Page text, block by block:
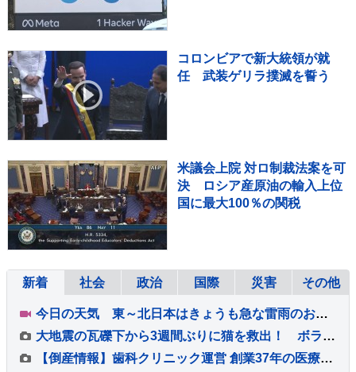
コロンビアで新大統領が就
任 武装ゲリラ撲滅を誓う
米議会上院 対ロ制裁法案を可
決 ロシア産原油の輸入上位
国に最大100％の関税
新着 社会 政治 国際 災害 その他
今日の天気 東～北日本はきょうも急な雷雨のおそれ 短時間で道路が冠水するほどの降り方に 台風15号はあさって11日（火・祝）ごろ東北に上陸か
大地震の瓦礫下から3週間ぶりに猫を救出！ ボランティア学生が救助活動に協力 ベネズエラ
【倒産情報】歯科クリニック運営 創業37年の医療法人「社団友志会」ら破産開始決定 ピーク時は5.8億円を超える売上高を計上も…競合激化や借入負担増の影響で赤字に 熊本市【東京商工リサーチ】